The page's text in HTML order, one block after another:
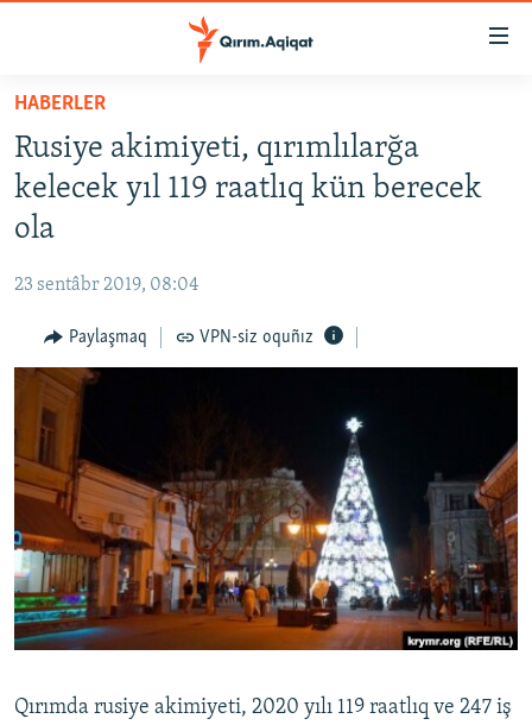
Esas
qaytmaq
Baş
navigatsiyağa
qaytmaq
Qıdıruvğa
SİYASET
İQTİSADİYAT
MEDENİYET
İNSAN AQLARI
VİDEO
SÜRET
BLOGLAR
FİKİR
Русский
Українською
HABERLER
Rusiye akimiyeti, qırımlılarğa
kelecek yıl 119 raatlıq kün berecek
ola
23 sentâbr 2019, 08:04
Paylaşmaq VPN-siz oquñız
Qırımda rusiye akimiyeti, 2020 yılı 119 raatlıq ve 247 iş